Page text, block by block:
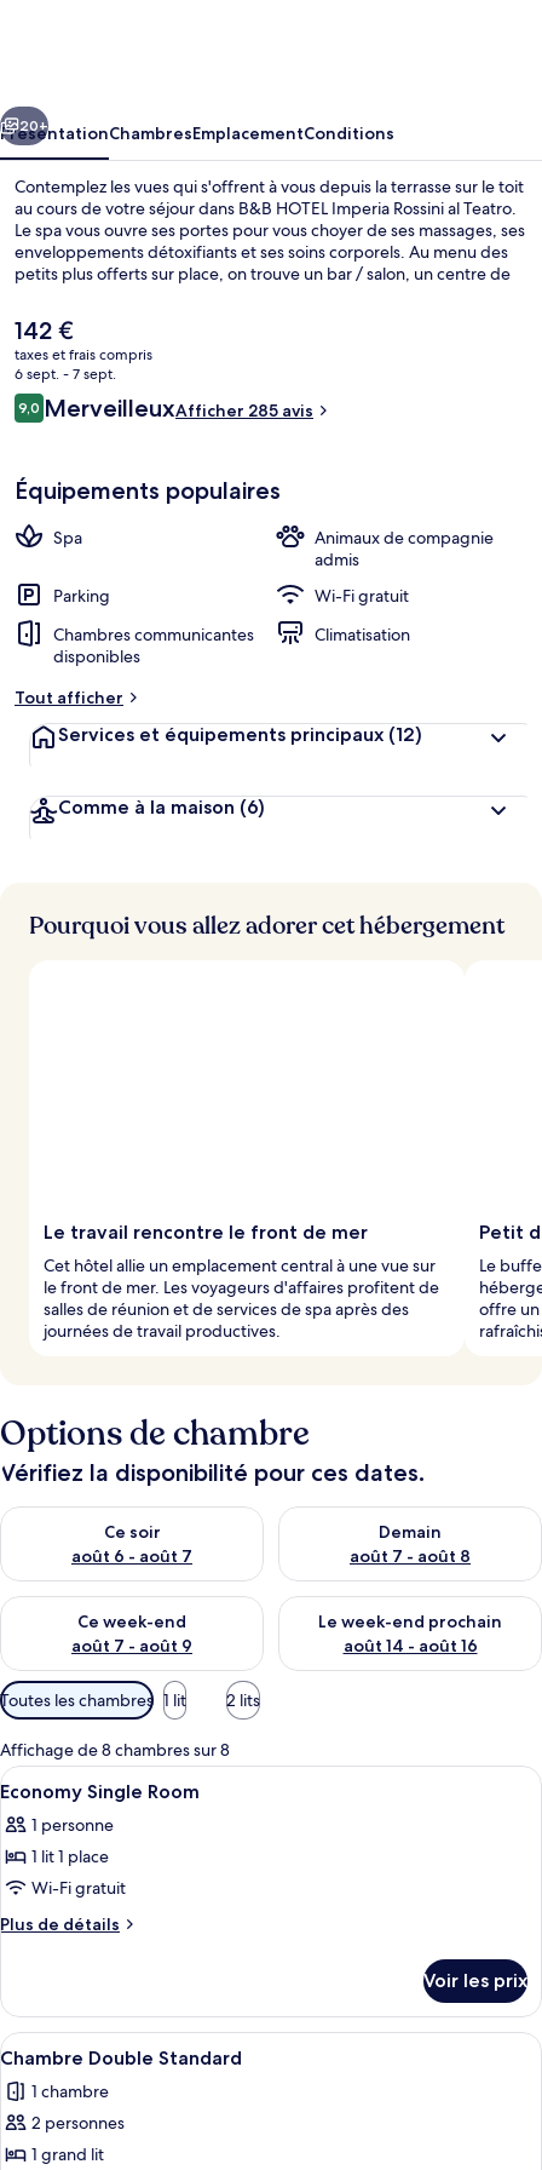
al
Teatro
Suivant
20+
PrésentationChambresEmplacementConditions
Contemplez les vues qui s'offrent à vous depuis la terrasse sur le toit
au cours de votre séjour dans B&B HOTEL Imperia Rossini al Teatro.
Le spa vous ouvre ses portes pour vous choyer de ses massages, ses
enveloppements détoxifiants et ses soins corporels. Au menu des
petits plus offerts sur place, on trouve un bar / salon, un centre de
voyageurs ne disent que du bien en ce qui concerne le personnel
attentionné.
Le
prix
actuel
est
de
142 €
taxes et frais compris
6 sept. - 7 sept.
Avis
voyageurs
9,09,0 sur 10
MerveilleuxAfficher 285 avis
Équipements populaires
Spa
Animaux de compagnie
admis
Parking
Wi-Fi gratuit
Chambres communicantes
disponibles
Climatisation
Tout afficher
Services et équipements principaux (12)
Comme à la maison (6)
Pourquoi vous allez adorer cet hébergement
Le travail rencontre le front de mer
Cet hôtel allie un emplacement central à une vue sur
le front de mer. Les voyageurs d'affaires profitent de
salles de réunion et de services de spa après des
journées de travail productives.
Petit
Le
offre
Options de chambre
Vérifiez la disponibilité pour ces dates.
Ce soir
août 6 - août 7
Vérifier la disponibilité pour ce soir août 6 - août 7
Demain
août 7 - août 8
Vérifier la disponibilité pour
Ce week-end
août 7 - août 9
Vérifier la disponibilité pour ce week-end août 7 - août 9
Le week-end prochain
août 14 - août 16
Vérifier la disponibilité pour
Filtres
disponibles
pour
les
chambres
Toutes les chambres 1 lit 2 lits
Affichage de 8 chambres sur 8
Afficher
toutes
les
photos
pour
ce
chambre :
Economy
Single
Room
Couette en duvet d'oie, minibar,
5
Economy Single Room
1 personne
1 lit 1 place
Wi-Fi gratuit
Plus de détails
Plus
le
type
de
Economy
Single
Voir les prix
Afficher
toutes
les
photos
pour
Une chambre d’hôtel avec un
6
Chambre Double Standard
1 chambre
2 personnes
1 grand lit